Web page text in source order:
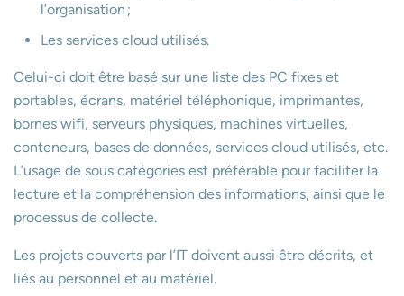
l’organisation ;
Les services cloud utilisés.
Celui-ci doit être basé sur une liste des PC fixes et
portables, écrans, matériel téléphonique, imprimantes,
bornes wifi, serveurs physiques, machines virtuelles,
conteneurs, bases de données, services cloud utilisés, etc.
L’usage de sous catégories est préférable pour faciliter la
lecture et la compréhension des informations, ainsi que le
processus de collecte.
Les projets couverts par l’IT doivent aussi être décrits, et
liés au personnel et au matériel.